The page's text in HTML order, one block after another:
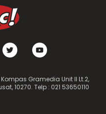
Gramedia Unit II Lt.2,
10270. Telp : 021 53650110